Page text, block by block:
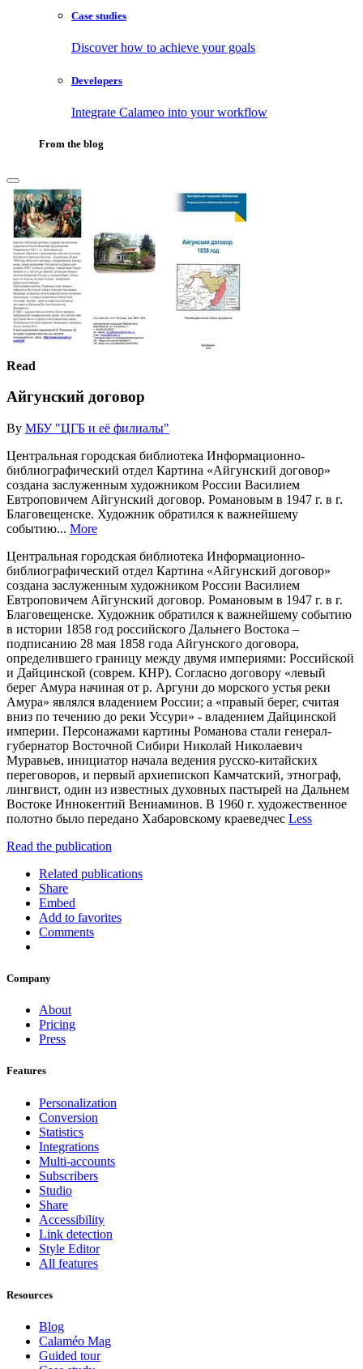
Case studies
Discover how to achieve your goals
Developers
Integrate Calameo into your workflow
From the blog
Read
Айгунский договор
By МБУ "ЦГБ и её филиалы"
Центральная городская библиотека Информационно-
библиографический отдел Картина «Айгунский договор»
создана заслуженным художником России Василием
Евтроповичем Айгунский договор. Романовым в 1947 г. в г.
Благовещенске. Художник обратился к важнейшему
событию... More
Центральная городская библиотека Информационно-
библиографический отдел Картина «Айгунский договор»
создана заслуженным художником России Василием
Евтроповичем Айгунский договор. Романовым в 1947 г. в г.
Благовещенске. Художник обратился к важнейшему событию
в истории 1858 год российского Дальнего Востока –
подписанию 28 мая 1858 года Айгунского договора,
определившего границу между двумя империями: Российской
и Дайцинской (соврем. КНР). Согласно договору «левый
берег Амура начиная от р. Аргуни до морского устья реки
Амура» являлся владением России; а «правый берег, считая
вниз по течению до реки Уссури» - владением Дайцинской
империи. Персонажами картины Романова стали генерал-
губернатор Восточной Сибири Николай Николаевич
Муравьев, инициатор начала ведения русско-китайских
переговоров, и первый архиепископ Камчатский, этнограф,
лингвист, один из известных духовных пастырей на Дальнем
Востоке Иннокентий Вениаминов. В 1960 г. художественное
полотно было передано Хабаровскому краеведчес Less
Read the publication
Related publications
Share
Embed
Add to favorites
Comments
Company
About
Pricing
Press
Features
Personalization
Conversion
Statistics
Integrations
Multi-accounts
Subscribers
Studio
Share
Accessibility
Link detection
Style Editor
All features
Resources
Blog
Calaméo Mag
Guided tour